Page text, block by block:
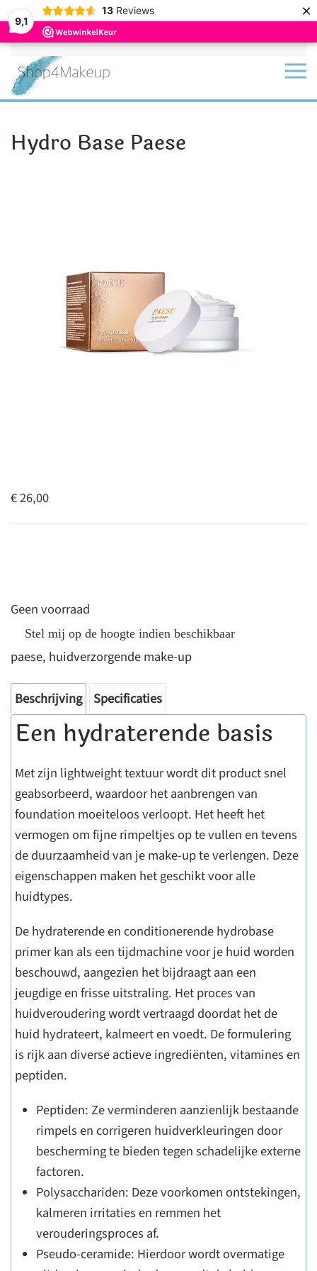
9,1
13 Reviews ×
Terug naar hoofdinhoud
Hydro Base Paese
€ 26,00
Geen voorraad
Stel mij op de hoogte indien beschikbaar
paese, huidverzorgende make-up
Beschrijving Specificaties
Een hydraterende basis
Met zijn lightweight textuur wordt dit product snel
geabsorbeerd, waardoor het aanbrengen van
foundation moeiteloos verloopt. Het heeft het
vermogen om fijne rimpeltjes op te vullen en tevens
de duurzaamheid van je make-up te verlengen. Deze
eigenschappen maken het geschikt voor alle
huidtypes.
De hydraterende en conditionerende hydrobase
primer kan als een tijdmachine voor je huid worden
beschouwd, aangezien het bijdraagt aan een
jeugdige en frisse uitstraling. Het proces van
huidveroudering wordt vertraagd doordat het de
huid hydrateert, kalmeert en voedt. De formulering
is rijk aan diverse actieve ingrediënten, vitamines en
peptiden.
Peptiden: Ze verminderen aanzienlijk bestaande
rimpels en corrigeren huidverkleuringen door
bescherming te bieden tegen schadelijke externe
factoren.
Polysacchariden: Deze voorkomen ontstekingen,
kalmeren irritaties en remmen het
verouderingsproces af.
Pseudo-ceramide: Hierdoor wordt overmatige